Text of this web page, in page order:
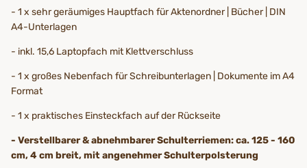
- 1 x sehr geräumiges Hauptfach für Aktenordner | Bücher | DIN
A4-Unterlagen
- inkl. 15,6 Laptopfach mit Klettverschluss
- 1 x großes Nebenfach für Schreibunterlagen | Dokumente im A4
Format
- 1 x praktisches Einsteckfach auf der Rückseite
- Verstellbarer & abnehmbarer Schulterriemen: ca. 125 - 160
cm, 4 cm breit, mit angenehmer Schulterpolsterung